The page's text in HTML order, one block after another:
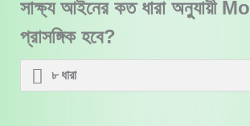
সাক্ষ্য আইনের কত ধারা অনুুযায়ী
প্রাসঙ্গিক হবে?
৮ ধারা